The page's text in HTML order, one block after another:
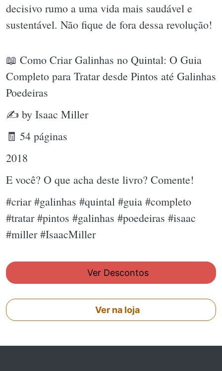
decisivo rumo a uma vida mais saudável e
sustentável. Não fique de fora dessa revolução!
📖 Como Criar Galinhas no Quintal: O Guia
Completo para Tratar desde Pintos até Galinhas
Poedeiras
✍ by Isaac Miller
🧾 54 páginas
2018
E você? O que acha deste livro? Comente!
#criar #galinhas #quintal #guia #completo
#tratar #pintos #galinhas #poedeiras #isaac
#miller #IsaacMiller
Ver Descontos
Ver na loja